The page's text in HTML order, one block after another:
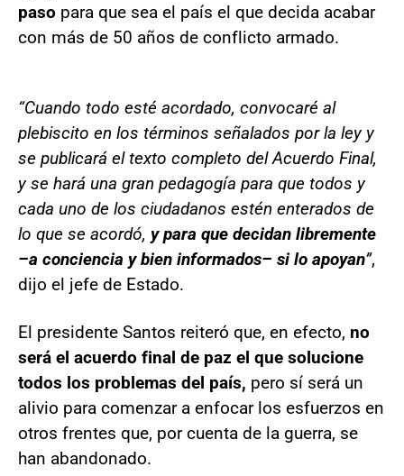
paso para que sea el país el que decida acabar
con más de 50 años de conflicto armado.
“Cuando todo esté acordado, convocaré al
plebiscito en los términos señalados por la ley y
se publicará el texto completo del Acuerdo Final,
y se hará una gran pedagogía para que todos y
cada uno de los ciudadanos estén enterados de
lo que se acordó, y para que decidan libremente
–a conciencia y bien informados– si lo apoyan”,
dijo el jefe de Estado.
El presidente Santos reiteró que, en efecto, no
será el acuerdo final de paz el que solucione
todos los problemas del país, pero sí será un
alivio para comenzar a enfocar los esfuerzos en
otros frentes que, por cuenta de la guerra, se
han abandonado.